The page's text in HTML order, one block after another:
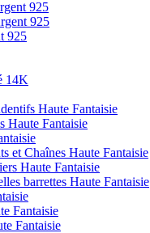
925
925
925
14K
Haute Fantaisie
Haute Fantaisie
et Chaînes Haute Fantaisie
Haute Fantaisie
barrettes Haute Fantaisie
Fantaisie
Fantaisie